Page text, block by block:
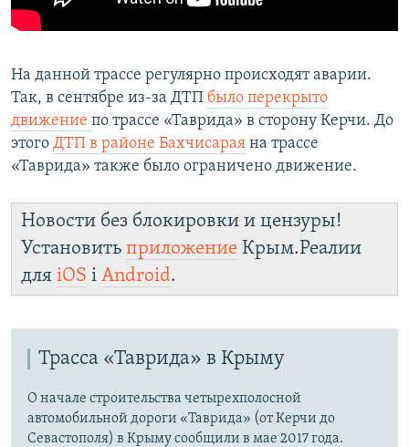
На данной трассе регулярно происходят аварии.
Так, в сентябре из-за ДТП было перекрыто
движение по трассе «Таврида» в сторону Керчи. До
этого ДТП в районе Бахчисарая на трассе
«Таврида» также было ограничено движение.
Новости без блокировки и цензуры!
Установить приложение Крым.Реалии
для iOS і Android.
Трасса «Таврида» в Крыму
О начале строительства четырехполосной
автомобильной дороги «Таврида» (от Керчи до
Севастополя) в Крыму сообщили в мае 2017 года.